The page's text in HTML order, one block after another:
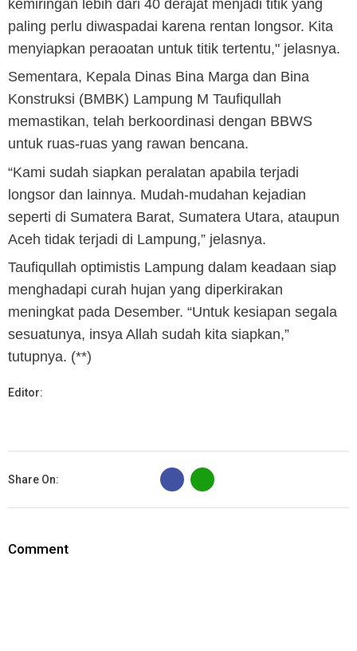
kemiringan lebih dari 40 derajat menjadi titik yang
paling perlu diwaspadai karena rentan longsor. Kita
menyiapkan peraoatan untuk titik tertentu," jelasnya.
Sementara, Kepala Dinas Bina Marga dan Bina
Konstruksi (BMBK) Lampung M Taufiqullah
memastikan, telah berkoordinasi dengan BBWS
untuk ruas-ruas yang rawan bencana.
“Kami sudah siapkan peralatan apabila terjadi
longsor dan lainnya. Mudah-mudahan kejadian
seperti di Sumatera Barat, Sumatera Utara, ataupun
Aceh tidak terjadi di Lampung,” jelasnya.
Taufiqullah optimistis Lampung dalam keadaan siap
menghadapi curah hujan yang diperkirakan
meningkat pada Desember. “Untuk kesiapan segala
sesuatunya, insya Allah sudah kita siapkan,”
tutupnya. (**)
Editor:
Share On:
B
Comment